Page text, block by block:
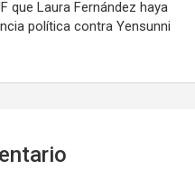
que Laura Fernández haya
política contra Yensunni